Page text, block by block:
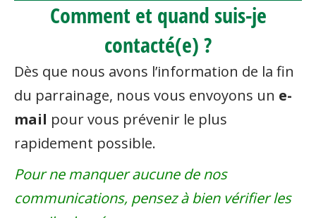
Comment et quand suis-je
contacté(e) ?
Dès que nous avons l’information de la fin
du parrainage, nous vous envoyons un e-
mail pour vous prévenir le plus
rapidement possible.
Pour ne manquer aucune de nos
communications, pensez à bien vérifier les